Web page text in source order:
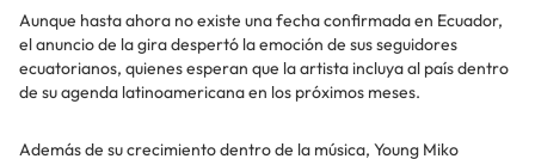
Aunque hasta ahora no existe una fecha confirmada en Ecuador,
el anuncio de la gira despertó la emoción de sus seguidores
ecuatorianos, quienes esperan que la artista incluya al país dentro
de su agenda latinoamericana en los próximos meses.
Además de su crecimiento dentro de la música, Young Miko